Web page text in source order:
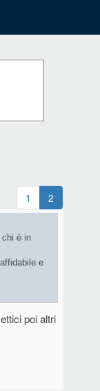
1 2
chi è in
e
poi altri